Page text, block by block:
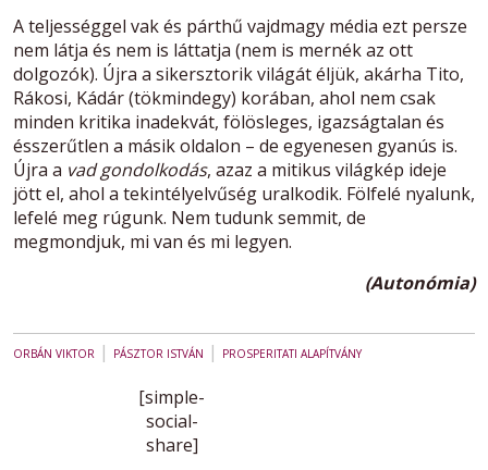
A teljességgel vak és párthű vajdmagy média ezt persze
nem látja és nem is láttatja (nem is mernék az ott
dolgozók). Újra a sikersztorik világát éljük, akárha Tito,
Rákosi, Kádár (tökmindegy) korában, ahol nem csak
minden kritika inadekvát, fölösleges, igazságtalan és
ésszerűtlen a másik oldalon – de egyenesen gyanús is.
Újra a vad gondolkodás, azaz a mitikus világkép ideje
jött el, ahol a tekintélyelvűség uralkodik. Fölfelé nyalunk,
lefelé meg rúgunk. Nem tudunk semmit, de
megmondjuk, mi van és mi legyen.
(Autonómia)
ORBÁN VIKTOR | PÁSZTOR ISTVÁN | PROSPERITATI ALAPÍTVÁNY
[simple-
social-
share]